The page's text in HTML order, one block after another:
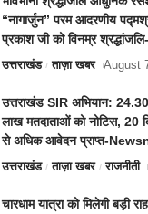
“नागार्जुन” परम आदरणीय
प्रकाश जी को विनम्र
उत्तराखंड ताज़ा खबर August
उत्तराखंड SIR अभियान:
लाख मतदाताओं को नोटिस, 20
से अधिक आवेदन प्राप्त-
उत्तराखंड ताज़ा खबर राजनीती
चारधाम यात्रा को मिलेगी बड़ी